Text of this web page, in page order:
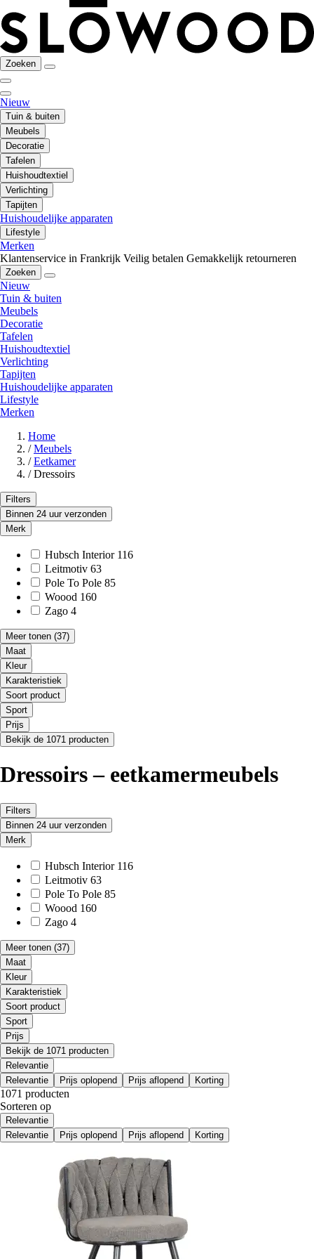
Zoeken
Nieuw
Tuin & buiten
Meubels
Decoratie
Tafelen
Huishoudtextiel
Verlichting
Tapijten
Huishoudelijke apparaten
Lifestyle
Merken
Klantenservice in Frankrijk Veilig betalen Gemakkelijk retourneren
Zoeken
Nieuw
Tuin & buiten
Meubels
Decoratie
Tafelen
Huishoudtextiel
Verlichting
Tapijten
Huishoudelijke apparaten
Lifestyle
Merken
Home
/ Meubels
/ Eetkamer
/ Dressoirs
Filters
Binnen 24 uur verzonden
Merk
Hubsch Interior 116
Leitmotiv 63
Pole To Pole 85
Woood 160
Zago 4
Meer tonen (37)
Maat
Kleur
Karakteristiek
Soort product
Sport
Prijs
Bekijk de 1071 producten
Dressoirs – eetkamermeubels
Filters
Binnen 24 uur verzonden
Merk
Hubsch Interior 116
Leitmotiv 63
Pole To Pole 85
Woood 160
Zago 4
Meer tonen (37)
Maat
Kleur
Karakteristiek
Soort product
Sport
Prijs
Bekijk de 1071 producten
Relevantie
Relevantie
Prijs oplopend Prijs aflopend Korting
1071 producten
Sorteren op
Relevantie
Relevantie
Prijs oplopend Prijs aflopend Korting